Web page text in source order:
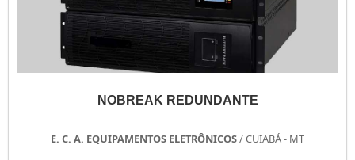
NOBREAK REDUNDANTE
E. C. A. EQUIPAMENTOS ELETRÔNICOS/ CUIABÁ - MT